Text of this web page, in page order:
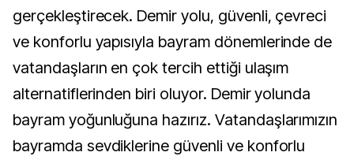
gerçekleştirecek. Demir yolu, güvenli, çevreci
ve konforlu yapısıyla bayram dönemlerinde de
vatandaşların en çok tercih ettiği ulaşım
alternatiflerinden biri oluyor. Demir yolunda
bayram yoğunluğuna hazırız. Vatandaşlarımızın
bayramda sevdiklerine güvenli ve konforlu